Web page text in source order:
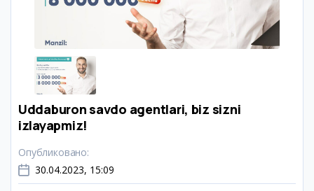
Uddaburon savdo agentlari, biz sizni
izlayapmiz!
Опубликовано:
30.04.2023, 15:09